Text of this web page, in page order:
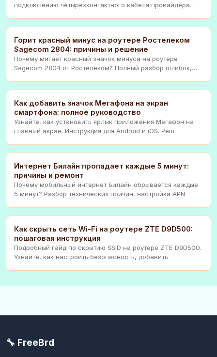
подключению четырехконтактного кабеля провайдера.
Горит красный минус на роутере Ростелеком
Sagecom 2804: причины и решение
Почему мигает красный значок минуса на роутере
Sagecom 2804 от Ростелеком? Полный разбор ошибок,
Как добавить значок Мегафона на экран
смартфона: полное руководство
Узнайте, как установить ярлык приложения Мегафон на
главный экран. Инструкция для Android и iOS. Реш
Интернет Билайн пропадает каждые 5 минут:
причины и ремонт
Почему мобильный интернет Билайн обрывается каждые
5 минут? Разбор технических причин, настройка APN
Как скрыть сеть Wi-Fi на роутере ZTE D9D500:
пошаговая инструкция
Подробный гайд по скрытию SSID на роутере ZTE D9D500.
Узнайте, как настроить безопасность, добавить
🔧 FreeBrd